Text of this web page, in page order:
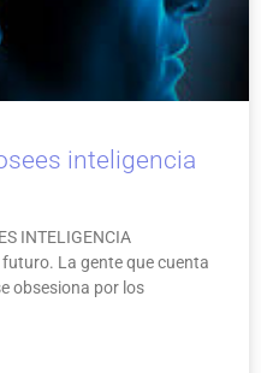
inteligencia
INTELIGENCIA
La gente que cuenta
obsesiona por los